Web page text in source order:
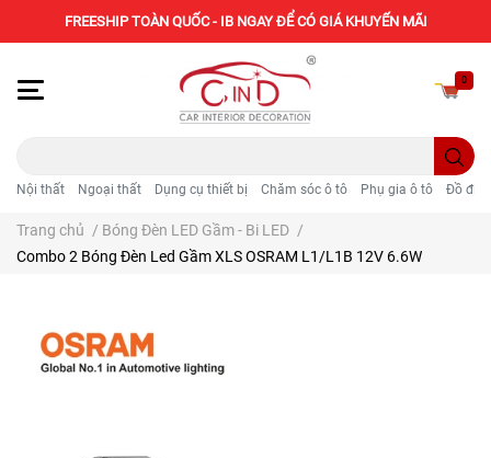
Nội thất Ngoại thất Dụng cụ thiết bị Chăm sóc ô tô Phụ gia ô tô Đồ
0
Trang chủ / Bóng Đèn LED Gầm - Bi LED /
Combo 2 Bóng Đèn Led Gầm XLS OSRAM L1/L1B 12V 6.6W
FREESHIP TOÀN QUỐC - IB NGAY ĐỂ CÓ GIÁ KHUYẾN MÃI